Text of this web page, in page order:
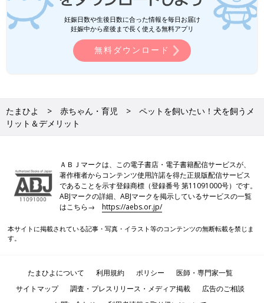
妊娠日数や生後日数に合った情報を毎日お届け
妊娠中から産後まで長く使える無料アプリ
無料ダウンロード
たまひよ 赤ちゃん・育児
ペットを飼いたい！犬を飼うメ
リット＆デメリット
ＡＢＪマークは、この電子書店・電子書籍配信サービスが、
著作権者からコンテンツ使用許諾を得た正規版配信サービス
であることを示す登録商標（登録番号 第11091000号）です。
ABJマークの詳細、ABJマークを掲示しているサービスの一覧
はこちら→https://aebs.or.jp/
本サイトに掲載されている記事・写真・イラスト等のコンテンツの無断転載を禁じま
す。
たまひよについて 利用規約 ポリシー
医師・専門家一覧
サイトマップ
調査・プレスリリース・メディア掲載
広告のご相談